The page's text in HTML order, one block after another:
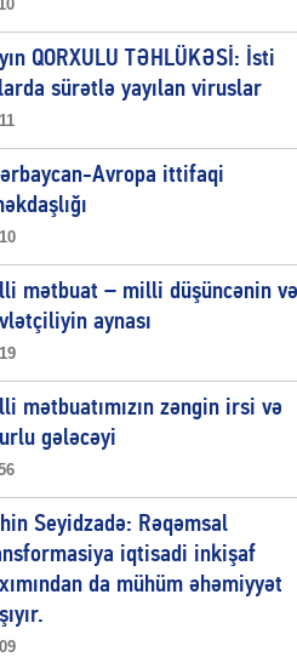
QORXULU TƏHLÜKƏSİ: İsti
sürətlə yayılan viruslar
Avropa ittifaqi
mətbuat – milli düşüncənin və
aynası
mətbuatımızın zəngin irsi və
gələcəyi
Seyidzadə: Rəqəmsal
iqtisadi inkişaf
da mühüm əhəmiyyət